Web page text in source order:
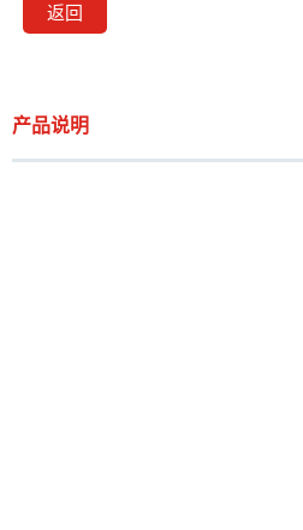
返回
产品说明